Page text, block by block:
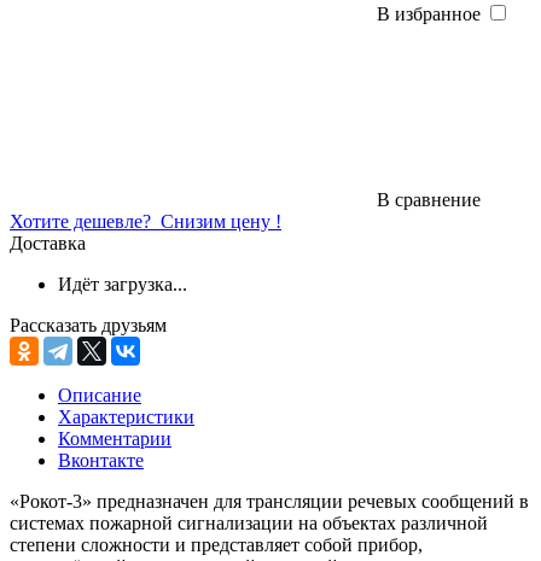
В избранное
В сравнение
Хотите дешевле? Снизим цену !
Доставка
Идёт загрузка...
Рассказать друзьям
Описание
Характеристики
Комментарии
Вконтакте
«Рокот-3» предназначен для трансляции речевых сообщений в
системах пожарной сигнализации на объектах различной
степени сложности и представляет собой прибор,